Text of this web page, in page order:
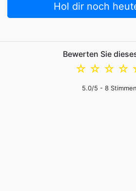
Hol dir noch
Bewerten Sie
☆
☆
☆
☆
5.0/5 - 8Stimmen